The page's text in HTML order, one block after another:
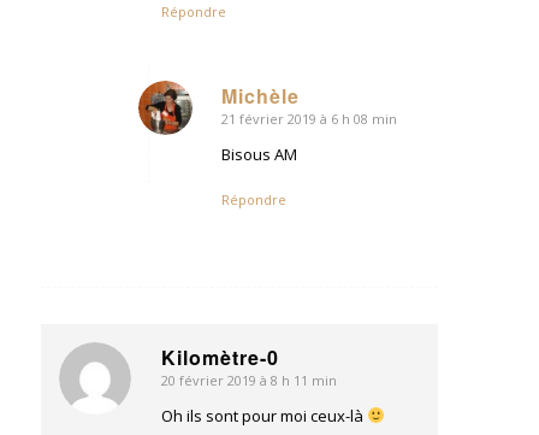
Répondre
Michèle
dit
21 février 2019 à 6 h 08 min
Bisous AM
Répondre
Kilomètre-0
dit
:
20 février 2019 à 8 h 11 min
Oh ils sont pour moi ceux-là